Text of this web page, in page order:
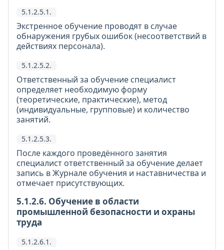
5.1.2.5.1.
Экстренное обучение проводят в случае
обнаружения грубых ошибок (несоответствий в
действиях персонала).
5.1.2.5.2.
Ответственный за обучение специалист
определяет необходимую форму
(теоретические, практические), метод
(индивидуальные, групповые) и количество
занятий.
5.1.2.5.3.
После каждого проведённого занятия
специалист ответственный за обучение делает
запись в Журнале обучения и наставничества и
отмечает присутствующих.
5.1.2.6. Обучение в области
промышленной безопасности и охраны
труда
5.1.2.6.1.